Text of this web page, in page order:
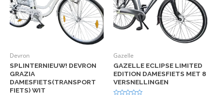
Devron
SPLINTERNIEUW! DEVRON
GRAZIA
DAMESFIETS(TRANSPORT
FIETS) WIT
Gazelle
GAZELLE ECLIPSE LIMITED
EDITION DAMESFIETS MET 8
VERSNELLINGEN